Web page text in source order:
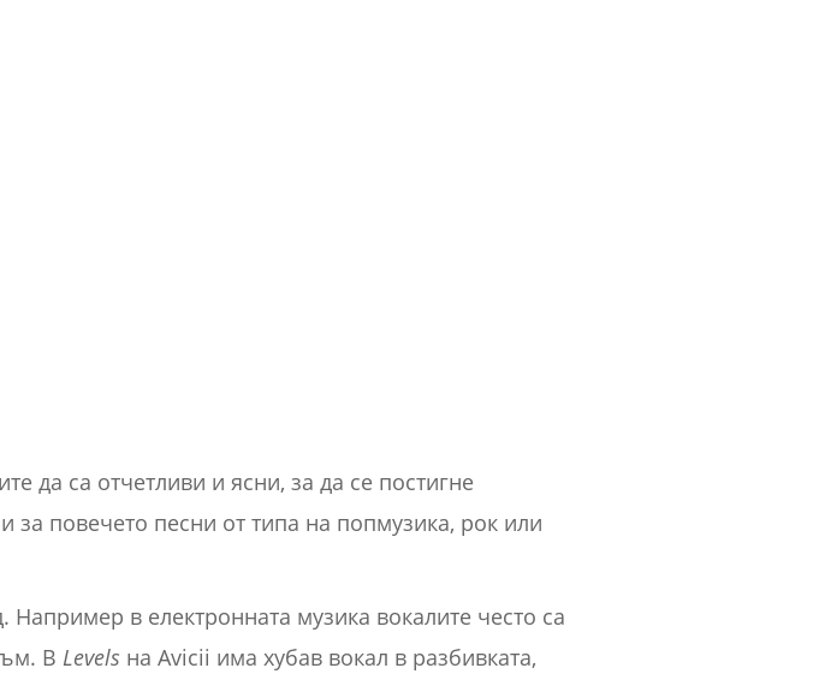
да са отчетливи и ясни, за да се постигне
повечето песни от типа на попмузика, рок или
в електронната музика вокалите често са
В Levels на Avicii има хубав вокал в разбивката,